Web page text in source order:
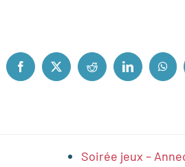
Facebook
X Reddit LinkedIn
Soirée jeux –